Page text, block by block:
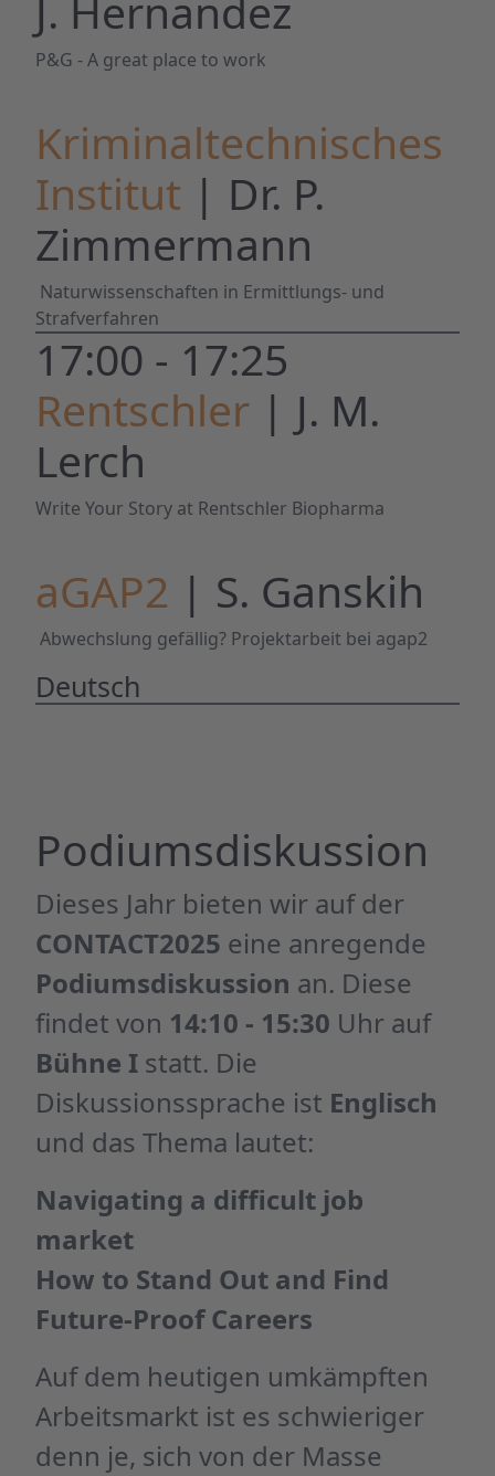
P&G - A great place to work
Kriminaltechnisches
Institut | Dr. P.
Zimmermann
Naturwissenschaften in Ermittlungs- und
Strafverfahren
17:00 - 17:25
Rentschler | J. M.
Lerch
Write Your Story at Rentschler Biopharma
aGAP2 | S. Ganskih
Abwechslung gefällig? Projektarbeit bei agap2
Deutsch
Podiumsdiskussion
Dieses Jahr bieten wir auf der
CONTACT2025 eine anregende
Podiumsdiskussion an. Diese
findet von 14:10 - 15:30 Uhr auf
Bühne I statt. Die
Diskussionssprache ist Englisch
und das Thema lautet:
Navigating a difficult job
market
How to Stand Out and Find
Future-Proof Careers
Auf dem heutigen umkämpften
Arbeitsmarkt ist es schwieriger
denn je, sich von der Masse